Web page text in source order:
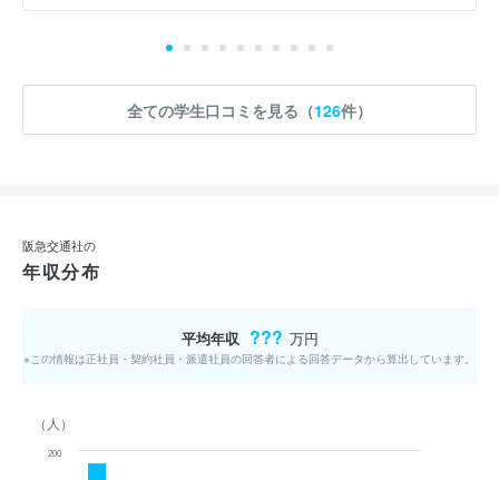
全ての学生口コミを見る（126件）
阪急交通社の
年収分布
平均年収 ??? 万円
※この情報は正社員・契約社員・派遣社員の回答者による回答データから算出しています。
（人）
200